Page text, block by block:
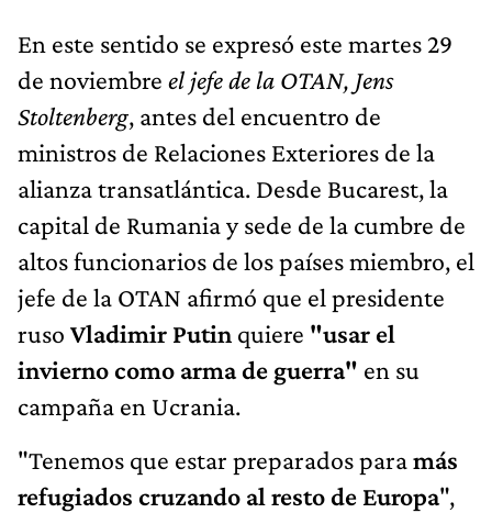
En este sentido se expresó este martes 29
de noviembre el jefe de la OTAN, Jens
Stoltenberg, antes del encuentro de
ministros de Relaciones Exteriores de la
alianza transatlántica. Desde Bucarest, la
capital de Rumania y sede de la cumbre de
altos funcionarios de los países miembro, el
jefe de la OTAN afirmó que el presidente
ruso Vladimir Putin quiere "usar el
invierno como arma de guerra" en su
campaña en Ucrania.
"Tenemos que estar preparados paramás
refugiados cruzando al resto de Europa",